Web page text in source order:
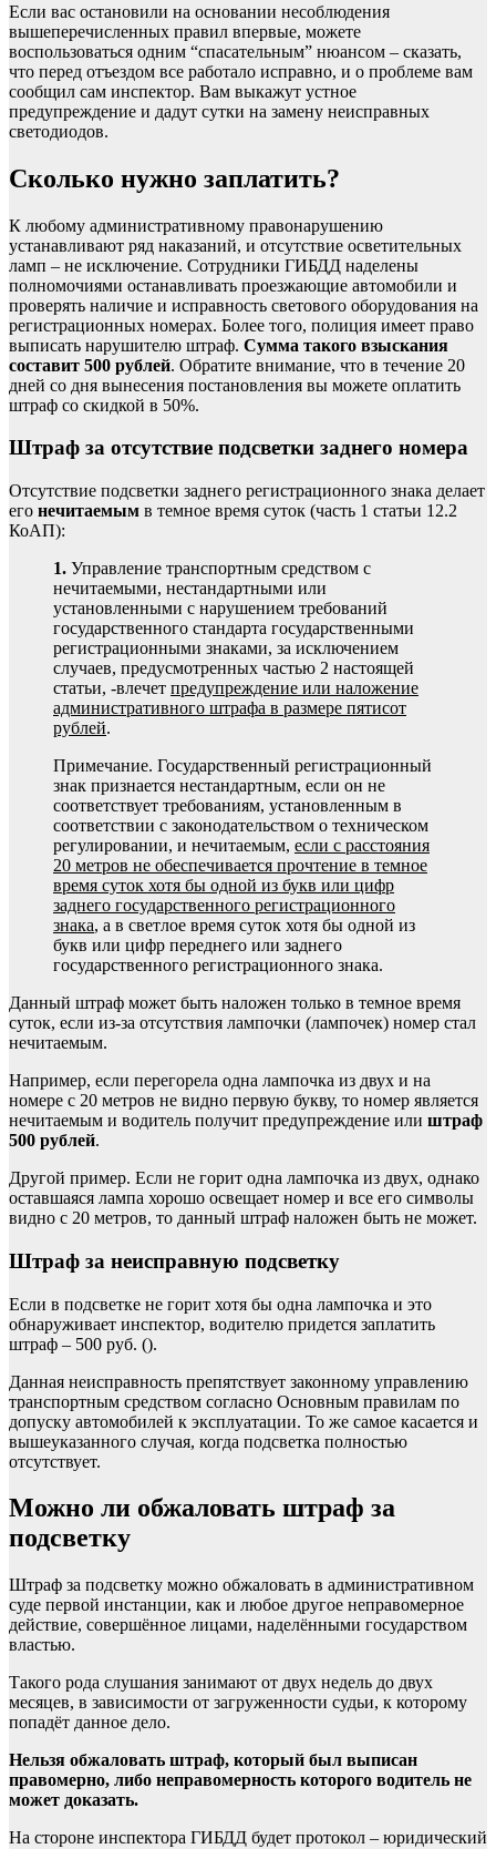
Если вас остановили на основании несоблюдения
вышеперечисленных правил впервые, можете
воспользоваться одним “спасательным” нюансом – сказать,
что перед отъездом все работало исправно, и о проблеме вам
сообщил сам инспектор. Вам выкажут устное
предупреждение и дадут сутки на замену неисправных
светодиодов.
Сколько нужно заплатить?
К любому административному правонарушению
устанавливают ряд наказаний, и отсутствие осветительных
ламп – не исключение. Сотрудники ГИБДД наделены
полномочиями останавливать проезжающие автомобили и
проверять наличие и исправность светового оборудования на
регистрационных номерах. Более того, полиция имеет право
выписать нарушителю штраф. Сумма такого взыскания
составит 500 рублей. Обратите внимание, что в течение 20
дней со дня вынесения постановления вы можете оплатить
штраф со скидкой в 50%.
Штраф за отсутствие подсветки заднего номера
Отсутствие подсветки заднего регистрационного знака делает
его нечитаемым в темное время суток (часть 1 статьи 12.2
КоАП):
1. Управление транспортным средством с
нечитаемыми, нестандартными или
установленными с нарушением требований
государственного стандарта государственными
регистрационными знаками, за исключением
случаев, предусмотренных частью 2 настоящей
статьи, -влечет предупреждение или наложение
административного штрафа в размере пятисот
рублей.
Примечание. Государственный регистрационный
знак признается нестандартным, если он не
соответствует требованиям, установленным в
соответствии с законодательством о техническом
регулировании, и нечитаемым, если с расстояния
20 метров не обеспечивается прочтение в темное
время суток хотя бы одной из букв или цифр
заднего государственного регистрационного
знака, а в светлое время суток хотя бы одной из
букв или цифр переднего или заднего
государственного регистрационного знака.
Данный штраф может быть наложен только в темное время
суток, если из-за отсутствия лампочки (лампочек) номер стал
нечитаемым.
Например, если перегорела одна лампочка из двух и на
номере с 20 метров не видно первую букву, то номер является
нечитаемым и водитель получит предупреждение или штраф
500 рублей.
Другой пример. Если не горит одна лампочка из двух, однако
оставшаяся лампа хорошо освещает номер и все его символы
видно с 20 метров, то данный штраф наложен быть не может.
Штраф за неисправную подсветку
Если в подсветке не горит хотя бы одна лампочка и это
обнаруживает инспектор, водителю придется заплатить
штраф – 500 руб. ().
Данная неисправность препятствует законному управлению
транспортным средством согласно Основным правилам по
допуску автомобилей к эксплуатации. То же самое касается и
вышеуказанного случая, когда подсветка полностью
отсутствует.
Можно ли обжаловать штраф за
подсветку
Штраф за подсветку можно обжаловать в административном
суде первой инстанции, как и любое другое неправомерное
действие, совершённое лицами, наделёнными государством
властью.
Такого рода слушания занимают от двух недель до двух
месяцев, в зависимости от загруженности судьи, к которому
попадёт данное дело.
Нельзя обжаловать штраф, который был выписан
правомерно, либо неправомерность которого водитель не
может доказать.
На стороне инспектора ГИБДД будет протокол – юридический